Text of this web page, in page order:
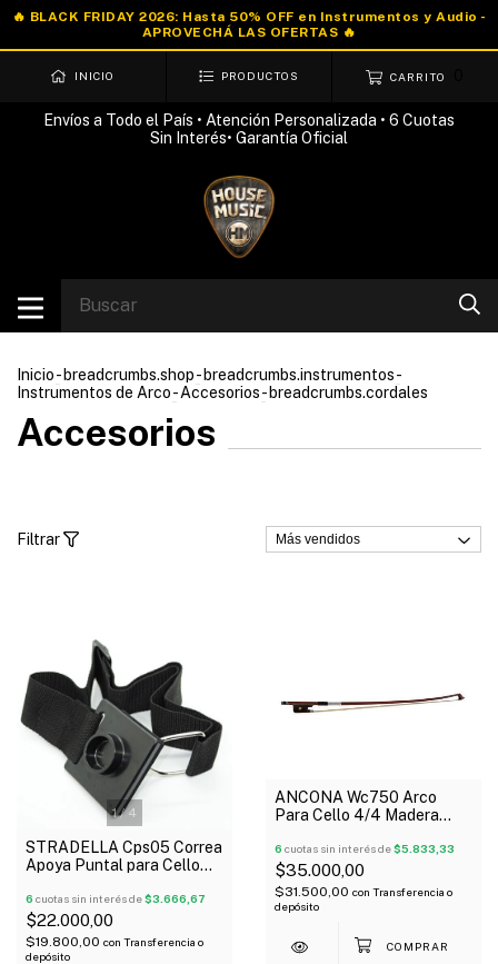
INICIO PRODUCTOS CARRITO
Envíos a Todo el País • Atención Personalizada • 6 Cuotas
Sin Interés• Garantía Oficial
Inicio- breadcrumbs.shop- breadcrumbs.instrumentos-
Instrumentos de Arco- Accesorios- breadcrumbs.cordales
Accesorios
Filtrar
1/4
STRADELLA Cps05 Correa
Apoya Puntal para Cello
6 cuotas sin interés de$3.666,67
$22.000,00
$19.800,00 con Transferencia o
depósito
ANCONA Wc750 Arco
Para Cello 4/4 Madera
6 cuotas sin interés de$5.833,33
$35.000,00
$31.500,00 con Transferencia o
depósito